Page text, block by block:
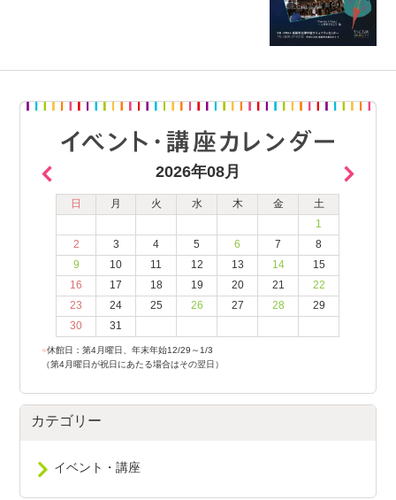
2026年08月
日 月 火 水 木 金
土
1
2
3 4 5 6 7
8
9
10 11 12 13 14
15
16
17 18 19 20 21
22
23
24 25 26 27 28
29
30
31
●休館日：第4月曜日、年末年始12/29～1/3
（第4月曜日が祝日にあたる場合はその翌日）
カテゴリー
イベント・講座